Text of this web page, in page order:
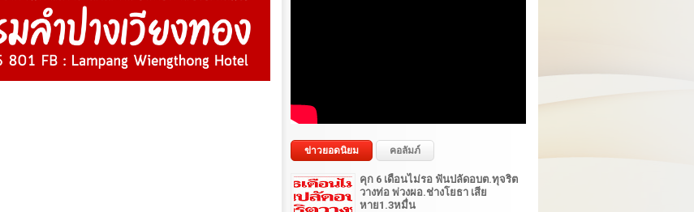
ข่าวยอดนิยม คอลัมภ์
คุก 6 เดือนไม่รอ ฟันปลัดอบต.ทุจริต
วางท่อ พ่วงผอ.ช่างโยธา เสีย
หาย1.3หมื่น